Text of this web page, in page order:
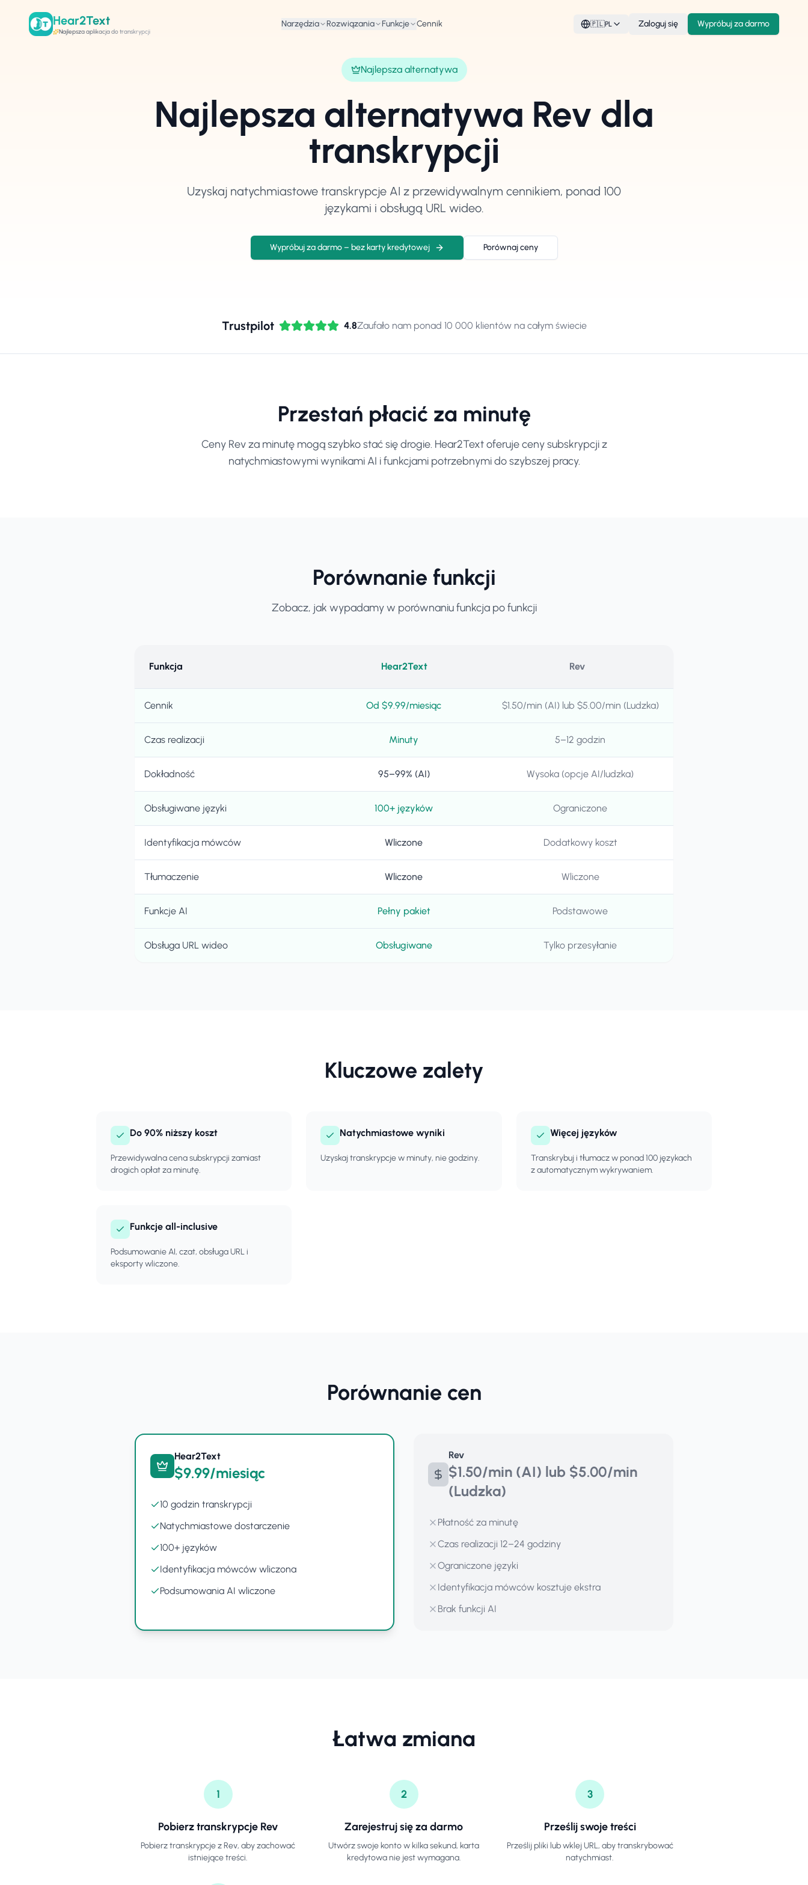
Hear2Text
Najlepsza aplikacja do transkrypcji
Narzędzia Rozwiązania Funkcje Cennik 🇵🇱PL Zaloguj się Wypróbuj za darmo
Najlepsza alternatywa
Najlepsza alternatywa Rev dla
transkrypcji
Uzyskaj natychmiastowe transkrypcje AI z przewidywalnym cennikiem, ponad 100
językami i obsługą URL wideo.
Wypróbuj za darmo – bez karty kredytowej Porównaj ceny
Trustpilot 4.8Zaufało nam ponad 10 000 klientów na całym świecie
Przestań płacić za minutę
Ceny Rev za minutę mogą szybko stać się drogie. Hear2Text oferuje ceny subskrypcji z
natychmiastowymi wynikami AI i funkcjami potrzebnymi do szybszej pracy.
Porównanie funkcji
Zobacz, jak wypadamy w porównaniu funkcja po funkcji
Funkcja Hear2Text Rev
Cennik Od $9.99/miesiąc $1.50/min (AI) lub $5.00/min (Ludzka)
Czas realizacji Minuty 5–12 godzin
Dokładność 95–99% (AI) Wysoka (opcje AI/ludzka)
Obsługiwane języki 100+ języków Ograniczone
Identyfikacja mówców Wliczone Dodatkowy koszt
Tłumaczenie Wliczone Wliczone
Funkcje AI Pełny pakiet Podstawowe
Obsługa URL wideo Obsługiwane Tylko przesyłanie
Kluczowe zalety
Do 90% niższy koszt
Przewidywalna cena subskrypcji zamiast
drogich opłat za minutę.
Natychmiastowe wyniki
Uzyskaj transkrypcje w minuty, nie godziny.
Więcej języków
Transkrybuj i tłumacz w ponad 100 językach
z automatycznym wykrywaniem.
Funkcje all-inclusive
Podsumowanie AI, czat, obsługa URL i
eksporty wliczone.
Porównanie cen
Hear2Text
$9.99/miesiąc
10 godzin transkrypcji
Natychmiastowe dostarczenie
100+ języków
Identyfikacja mówców wliczona
Podsumowania AI wliczone
Rev
$1.50/min (AI) lub $5.00/min
(Ludzka)
Płatność za minutę
Czas realizacji 12–24 godziny
Ograniczone języki
Identyfikacja mówców kosztuje ekstra
Brak funkcji AI
Łatwa zmiana
1
Pobierz transkrypcje Rev
Pobierz transkrypcje z Rev, aby zachować
istniejące treści.
2
Zarejestruj się za darmo
Utwórz swoje konto w kilka sekund, karta
kredytowa nie jest wymagana.
3
Prześlij swoje treści
Prześlij pliki lub wklej URL, aby transkrybować
natychmiast.